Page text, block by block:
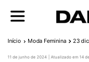
Início Moda Feminina 23
11 de junho de 2024
14